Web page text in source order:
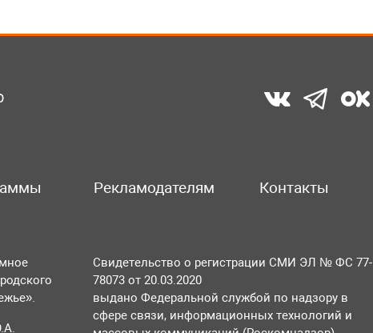
Рекламодателям Контакты
Свидетельство о регистрации СМИ ЭЛ № ФС 77-
78073 от 20.03.2020
выдано Федеральной службой по надзору в
сфере связи, информационных технологий и